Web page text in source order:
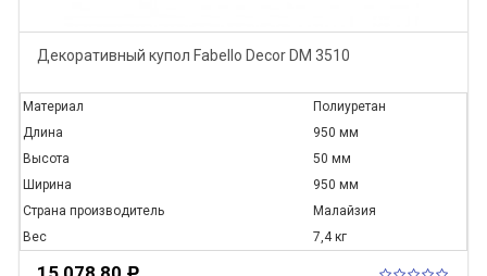
Декоративный купол Fabello Decor DM 3510
Материал
Полиуретан
Длина
950 мм
Высота
50 мм
Ширина
950 мм
Страна производитель
Малайзия
Вес
7,4 кг
Р